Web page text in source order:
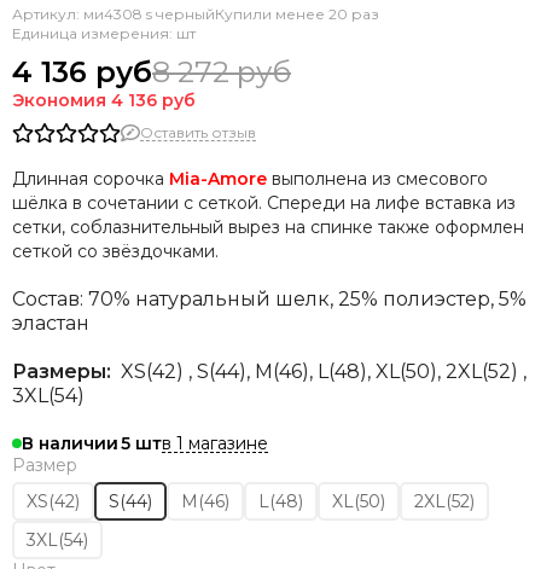
Артикул: ми4308 s черныйКупили менее 20 раз
Единица измерения: шт
4 136 руб8 272 руб
Экономия 4 136 руб
Оставить отзыв
Длинная сорочка Mia-Amore выполнена из смесового
шёлка в сочетании с сеткой. Спереди на лифе вставка из
сетки, соблазнительный вырез на спинке также оформлен
сеткой со звёздочками.
Состав: 70% натуральный шелк, 25% полиэстер, 5%
эластан
Размеры: XS(42) , S(44), М(46), L(48), XL(50), 2XL(52) ,
3XL(54)
В наличии5
в 1 магазине
Размер
XS(42)
S(44) M(46) L(48) XL(50)
2XL(52)
3XL(54)